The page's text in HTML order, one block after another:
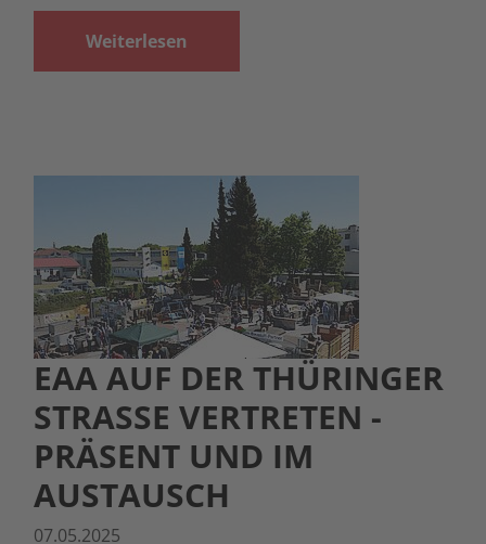
Weiterlesen
EAA AUF DER THÜRINGER
STRASSE VERTRETEN - P
RÄSENT UND IM A
USTAUSCH
07.05.2025